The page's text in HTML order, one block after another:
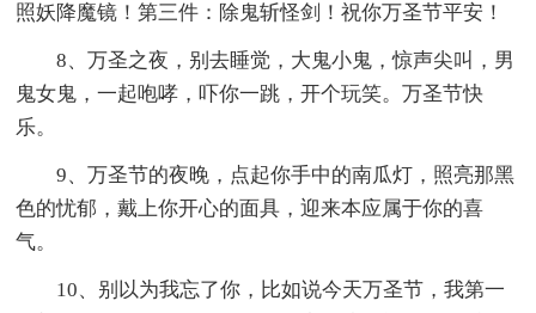
照妖降魔镜！第三件：除鬼斩怪剑！祝你万圣节平安！
8、万圣之夜，别去睡觉，大鬼小鬼，惊声尖叫，男
鬼女鬼，一起咆哮，吓你一跳，开个玩笑。万圣节快
乐。
9、万圣节的夜晚，点起你手中的南瓜灯，照亮那黑
色的忧郁，戴上你开心的面具，迎来本应属于你的喜
气。
10、别以为我忘了你，比如说今天万圣节，我第一